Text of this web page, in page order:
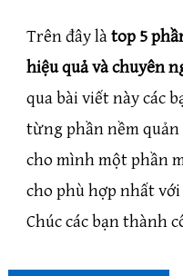
Trên đây là top 5
hiệu quả và chuyên
qua bài viết này các
từng phần nềm
cho mình một phần
cho phù hợp nhất
Chúc các bạn thành